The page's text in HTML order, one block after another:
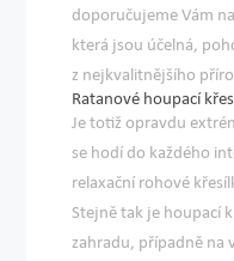
doporučujeme Vám
která jsou účelná,
z nejkvalitnějšího
Ratanové houpací
Je totiž opravdu
se hodí do každého
relaxační rohové
Stejně tak je houpací
zahradu, případně na